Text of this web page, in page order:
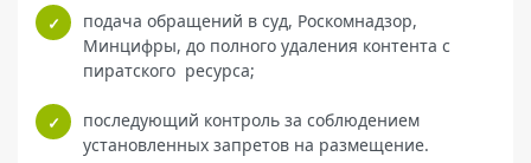
подача обращений в суд, Роскомнадзор,
Минцифры, до полного удаления контента с
пиратского ресурса;
последующий контроль за соблюдением
установленных запретов на размещение.